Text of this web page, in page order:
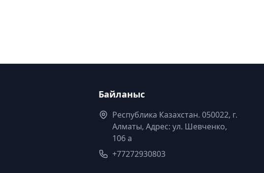
Байланыс
Республика Казахстан. 050022, г.
Алматы, Адрес: ул. Шевченко,
106 а
+77272930803